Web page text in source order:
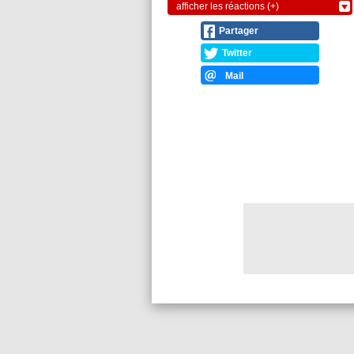
afficher les réactions (+)
Partager
Twitter
Mail